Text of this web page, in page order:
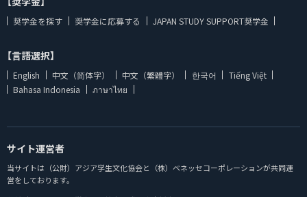
奨学金を探す 奨学金に応募する JAPAN STUDY SUPPORT奨学金
【言語選択】
English 中文（简体字） 中文（繁體字） 한국어
Tiếng Việt
Bahasa Indonesia
ภาษาไทย
サイト運営者
当サイトは（公財）アジア学生文化協会と（株）ベネッセコーポレーションが共同運
営をしております。